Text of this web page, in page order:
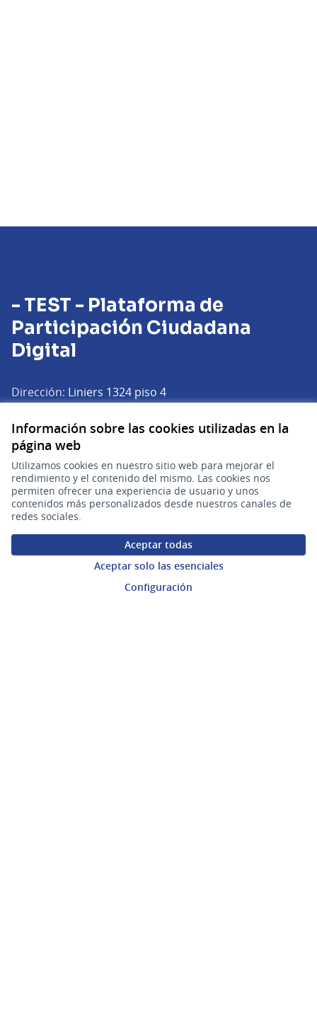
Información sobre las cookies utilizadas en la
página web
Utilizamos cookies en nuestro sitio web para mejorar el
rendimiento y el contenido del mismo. Las cookies nos
permiten ofrecer una experiencia de usuario y unos
contenidos más personalizados desde nuestros canales de
redes sociales.
Aceptar todas
Aceptar solo las esenciales
Configuración
- TEST - Plataforma de
Participación Ciudadana
Digital
Dirección: Liniers 1324 piso 4
Correo electrónico:
plataforma.participacion@agesic.gub.uy
Horario de atención:
Lunes a viernes de 9:30 a 17:30 hs.
- TEST - Plataforma de Participación Ciudadana Digital en X
(Enlace externo)
- TEST - Plataforma de Participación Ciudadana Digital en
(Enlace externo)
- TEST - Plataforma de Participación Ciudadana Digital
(Enlace externo)
Participá